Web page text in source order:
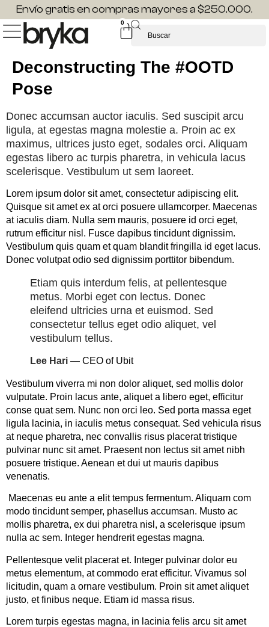
Envío gratis en compras mayores a $250.000.
0
Deconstructing The #OOTD
Pose
Donec accumsan auctor iaculis. Sed suscipit arcu
ligula, at egestas magna molestie a. Proin ac ex
maximus, ultrices justo eget, sodales orci. Aliquam
egestas libero ac turpis pharetra, in vehicula lacus
scelerisque. Vestibulum ut sem laoreet.
Lorem ipsum dolor sit amet, consectetur adipiscing elit.
Quisque sit amet ex at orci posuere ullamcorper. Maecenas
at iaculis diam. Nulla sem mauris, posuere id orci eget,
rutrum efficitur nisl. Fusce dapibus tincidunt dignissim.
Vestibulum quis quam et quam blandit fringilla id eget lacus.
Donec volutpat odio sed dignissim porttitor bibendum.
Etiam quis interdum felis, at pellentesque
metus. Morbi eget con lectus. Donec
eleifend ultricies urna et euismod. Sed
consectetur tellus eget odio aliquet, vel
vestibulum tellus.
Lee Hari — CEO of Ubit
Vestibulum viverra mi non dolor aliquet, sed mollis dolor
vulputate. Proin lacus ante, aliquet a libero eget, efficitur
conse quat sem. Nunc non orci leo. Sed porta massa eget
ligula lacinia, in iaculis metus consequat. Sed vehicula risus
at neque pharetra, nec convallis risus placerat tristique
pulvinar nunc sit amet. Praesent non lectus sit amet nibh
posuere tristique. Aenean et dui ut mauris dapibus
venenatis.
Maecenas eu ante a elit tempus fermentum. Aliquam com
modo tincidunt semper, phasellus accumsan. Musto ac
mollis pharetra, ex dui pharetra nisl, a scelerisque ipsum
nulla ac sem. Integer hendrerit egestas magna.
Pellentesque velit placerat et. Integer pulvinar dolor eu
metus elementum, at commodo erat efficitur. Vivamus sol
licitudin, quam a ornare vestibulum. Proin sit amet aliquet
justo, et finibus neque. Etiam id massa risus.
Lorem turpis egestas magna, in lacinia felis arcu sit amet